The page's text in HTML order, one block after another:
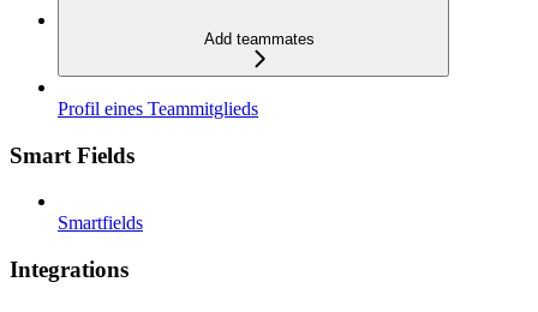
Add teammates
Profil eines Teammitglieds
Smart Fields
Smartfields
Integrations